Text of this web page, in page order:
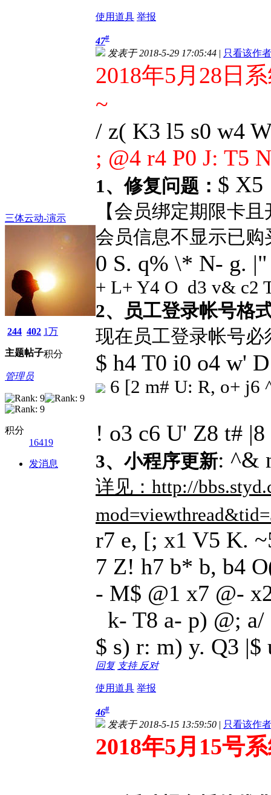
使用道具 举报
三体云动-演示
244
主题
402
帖子
1万
积分
管理员
积分
16419
发消息
47#
发表于 2018-5-29 17:05:44 | 只看该作者
2018年5月28日
~
/ z( K3 l5 s0 w4
; @4 r4 P0 J: T5
1、修复问题： $
【会员绑定期限卡
会员信息不显示已购
0 S. q% \* N- g.
+ L+ Y4 O d3 v& c2
2、员工登录帐号格
现在员工登录帐号
$ h4 T0 i0 o4 w' D
6 [2 m# U: R, o+
! o3 c6 U' Z8 t#
3、小程序更新: ^&
详见： http://
r7 e, [; x1 V5 K.
7 Z! h7 b* b, b4
- M$ @1 x7 @-
k- T8 a- p) @;
$ s) r: m) y. Q3 |$
回复 支持 反对
使用道具 举报
46#
发表于 2018-5-15 13:59:50 | 只看该作者
2018年5月15号